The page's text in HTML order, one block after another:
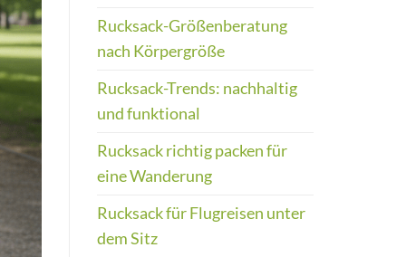
Rucksack-Größenberatung
nach Körpergröße
Rucksack-Trends: nachhaltig
und funktional
Rucksack richtig packen für
eine Wanderung
Rucksack für Flugreisen unter
dem Sitz